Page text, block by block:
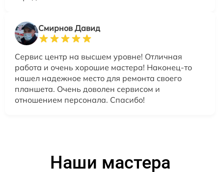
Смирнов Давид
Сервис центр на высшем уровне! Отличная
работа и очень хорошие мастера! Наконец-то
нашел надежное место для ремонта своего
планшета. Очень доволен сервисом и
отношением персонала. Спасибо!
Наши мастера